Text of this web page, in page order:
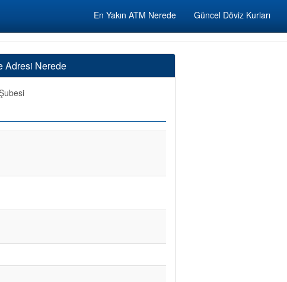
En Yakın ATM Nerede Güncel Döviz Kurları
Adresi Nerede